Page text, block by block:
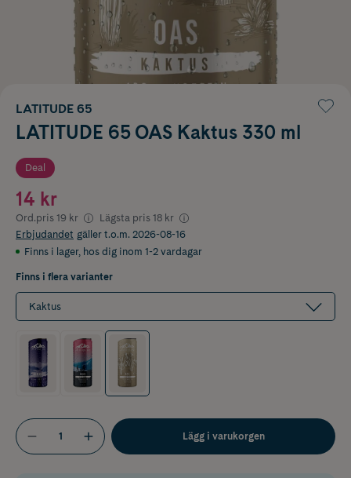
LATITUDE 65
LATITUDE 65 OAS Kaktus 330 ml
Deal
14 kr
Ord.pris 19 kr Lägsta pris 18 kr
Erbjudandet gäller t.o.m. 2026-08-16
Finns i lager, hos dig inom 1-2 vardagar
Finns i flera varianter
Kaktus
Lägg i varukorgen